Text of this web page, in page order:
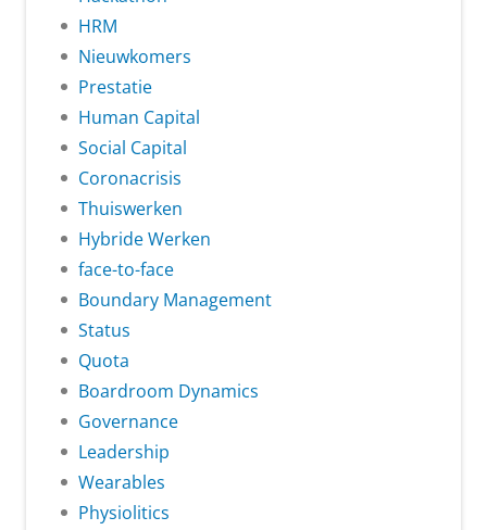
HRM
Nieuwkomers
Prestatie
Human Capital
Social Capital
Coronacrisis
Thuiswerken
Hybride Werken
face-to-face
Boundary Management
Status
Quota
Boardroom Dynamics
Governance
Leadership
Wearables
Physiolitics